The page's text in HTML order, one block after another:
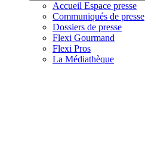
Accueil Espace presse
Communiqués de presse
Dossiers de presse
Flexi Gourmand
Flexi Pros
La Médiathèque